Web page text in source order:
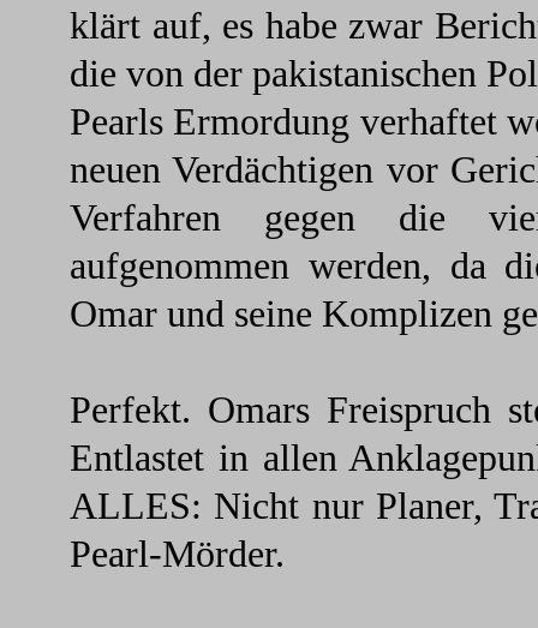
klärt auf, es habe zwar
die von der pakistanischen
Pearls Ermordung verhaftet
neuen Verdächtigen vor
Verfahren gegen die
aufgenommen werden, da
Omar und seine Komplizen
Perfekt. Omars Freispruch
Entlastet in allen
ALLES: Nicht nur Planer,
Pearl-Mörder.